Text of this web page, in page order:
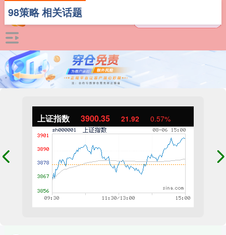
上证指数 3900.35 21.92 0.57%
98策略 相关话题